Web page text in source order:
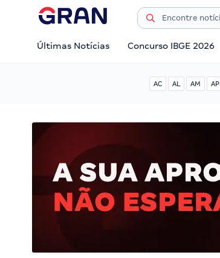
Últimas Notícias Concurso IBGE 2026
AC AL AM AP